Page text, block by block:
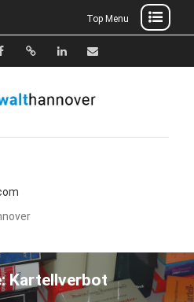
Top Menu
Facebook
Xing Linkedin
E-
Kartellverbot